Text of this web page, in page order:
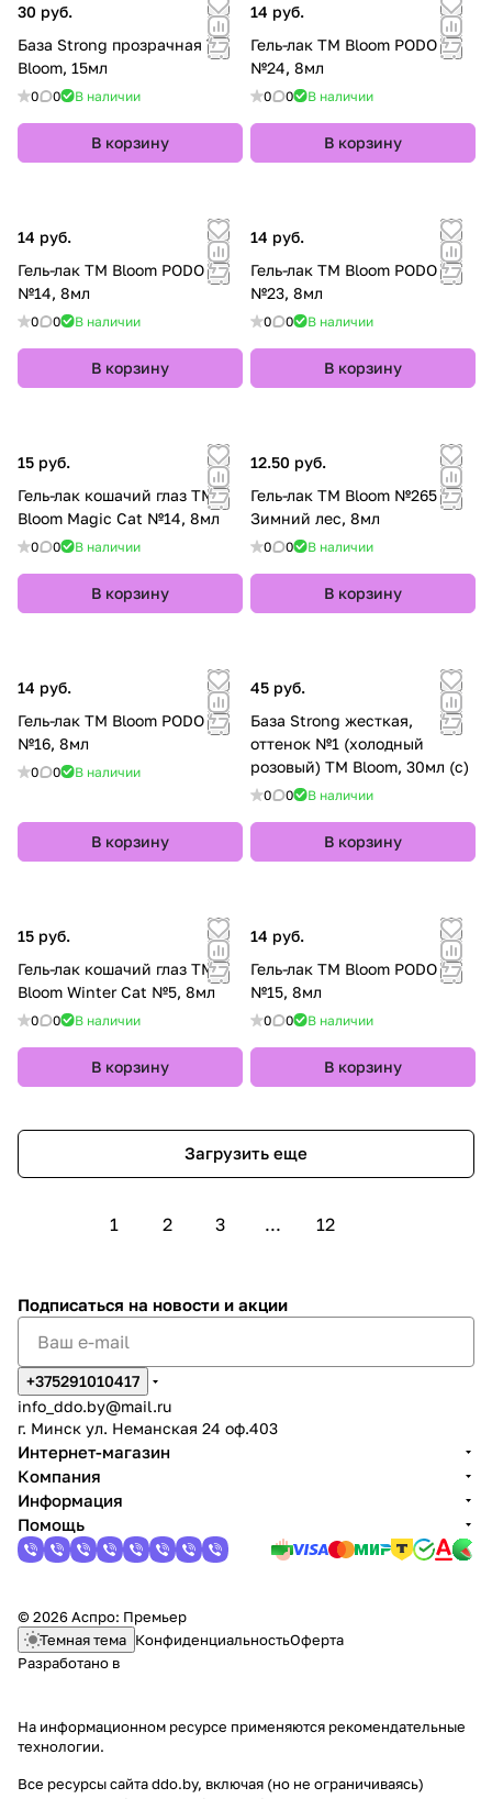
30 руб.
База Strong прозрачная TM
Bloom, 15мл
0 0 В наличии
В корзину
14 руб.
Гель-лак TM Bloom PODO
№24, 8мл
0 0 В наличии
В корзину
14 руб.
Гель-лак TM Bloom PODO
№14, 8мл
0 0 В наличии
В корзину
14 руб.
Гель-лак TM Bloom PODO
№23, 8мл
0 0 В наличии
В корзину
15 руб.
Гель-лак кошачий глаз TM
Bloom Magic Cat №14, 8мл
0 0 В наличии
В корзину
12.50 руб.
Гель-лак TM Bloom №265
Зимний лес, 8мл
0 0 В наличии
В корзину
14 руб.
Гель-лак TM Bloom PODO
№16, 8мл
0 0 В наличии
В корзину
45 руб.
База Strong жесткая,
оттенок №1 (холодный
розовый) TM Bloom, 30мл (с)
0 0 В наличии
В корзину
15 руб.
Гель-лак кошачий глаз TM
Bloom Winter Cat №5, 8мл
0 0 В наличии
В корзину
14 руб.
Гель-лак TM Bloom PODO
№15, 8мл
0 0 В наличии
В корзину
Загрузить еще
1 2 3 ... 12
Подписаться на новости и акции
+375291010417
info_ddo.by@mail.ru
г. Минск ул. Неманская 24 оф.403
Интернет-магазин
Компания
Информация
Помощь
© 2026 Аспро: Премьер
Темная тема КонфиденциальностьОферта
Разработано в
На информационном ресурсе применяются рекомендательные
технологии.
Все ресурсы сайта ddo.by, включая (но не ограничиваясь)